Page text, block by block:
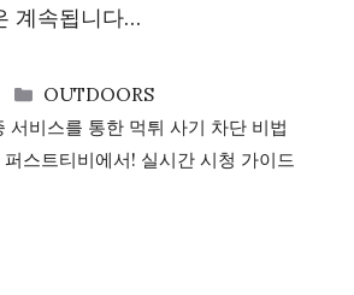
계속됩니다…
CATEGORIES
OUTDOORS
서비스를 통한 먹튀 사기 차단 비법
스트티비에서! 실시간 시청 가이드